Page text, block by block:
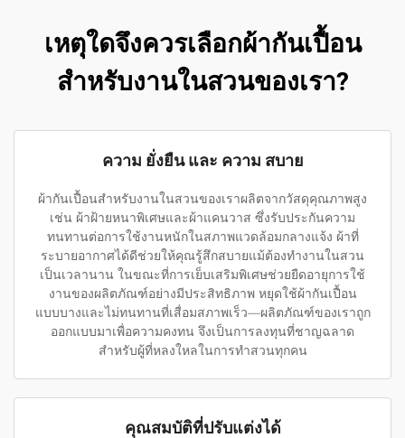
เหตุใดจึงควรเลือกผ้ากันเปื้อน
สำหรับงานในสวนของเรา?
ความ ยั่งยืน และ ความ สบาย
ผ้ากันเปื้อนสำหรับงานในสวนของเราผลิตจากวัสดุคุณภาพสูง
เช่น ผ้าฝ้ายหนาพิเศษและผ้าแคนวาส ซึ่งรับประกันความ
ทนทานต่อการใช้งานหนักในสภาพแวดล้อมกลางแจ้ง ผ้าที่
ระบายอากาศได้ดีช่วยให้คุณรู้สึกสบายแม้ต้องทำงานในสวน
เป็นเวลานาน ในขณะที่การเย็บเสริมพิเศษช่วยยืดอายุการใช้
งานของผลิตภัณฑ์อย่างมีประสิทธิภาพ หยุดใช้ผ้ากันเปื้อน
แบบบางและไม่ทนทานที่เสื่อมสภาพเร็ว—ผลิตภัณฑ์ของเราถูก
ออกแบบมาเพื่อความคงทน จึงเป็นการลงทุนที่ชาญฉลาด
สำหรับผู้ที่หลงใหลในการทำสวนทุกคน
คุณสมบัติที่ปรับแต่งได้